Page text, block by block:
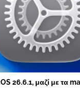
26.6.1, μαζί με τα